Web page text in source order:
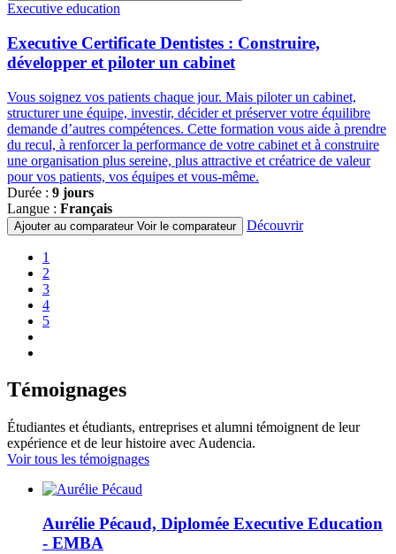
Famille
programmes
Executive education
Executive Certificate Dentistes : Construire,
développer et piloter un cabinet
Vous soignez vos patients chaque jour. Mais piloter un cabinet,
structurer une équipe, investir, décider et préserver votre équilibre
demande d’autres compétences. Cette formation vous aide à prendre
du recul, à renforcer la performance de votre cabinet et à construire
une organisation plus sereine, plus attractive et créatrice de valeur
pour vos patients, vos équipes et vous-même.
Durée : 9 jours
Langue : Français
Ajouter au comparateur Voir le comparateur Découvrir
Pagination
Page
courante
1
Page
2
Page
3
Page
4
Page
5
Témoignages
Étudiantes et étudiants, entreprises et alumni témoignent de leur
expérience et de leur histoire avec Audencia.
Voir tous les témoignages
Aurélie Pécaud, Diplomée Executive Education
- EMBA